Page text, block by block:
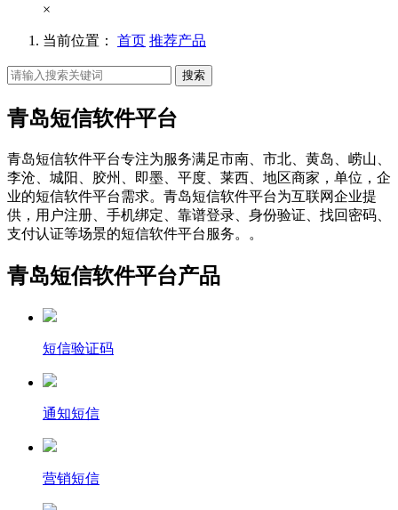
×
当前位置： 首页 推荐产品
搜索
青岛短信软件平台
青岛短信软件平台专注为服务满足市南、市北、黄岛、崂山、
李沧、城阳、胶州、即墨、平度、莱西、地区商家，单位，企
业的短信软件平台需求。青岛短信软件平台为互联网企业提
供，用户注册、手机绑定、靠谱登录、身份验证、找回密码、
支付认证等场景的短信软件平台服务。。
青岛短信软件平台产品
短信验证码
通知短信
营销短信